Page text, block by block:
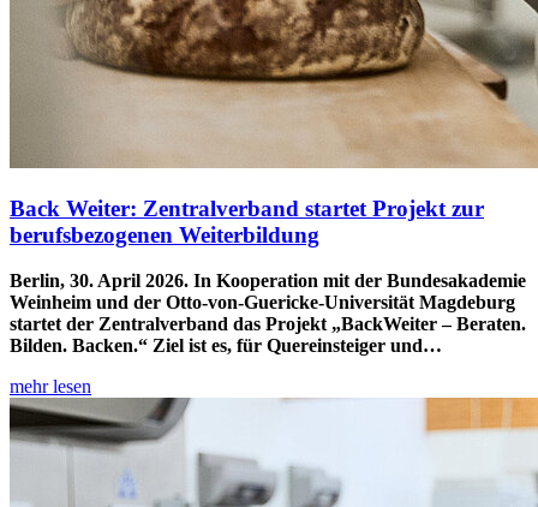
Back Weiter: Zentralverband startet Projekt zur
berufsbezogenen Weiterbildung
Berlin, 30. April 2026. In Kooperation mit der Bundesakademie
Weinheim und der Otto-von-Guericke-Universität Magdeburg
startet der Zentralverband das Projekt „BackWeiter – Beraten.
Bilden. Backen.“ Ziel ist es, für Quereinsteiger und…
mehr lesen